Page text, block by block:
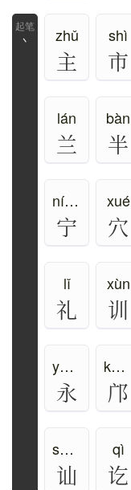
丶 zhǔ
主
shì
市
lán
兰
bàn
半
níng、nìng、zhù
宁
xué
穴
lǐ
礼
xùn
训
yǒng
永
kuàng
邝
shàn
讪
qì
讫